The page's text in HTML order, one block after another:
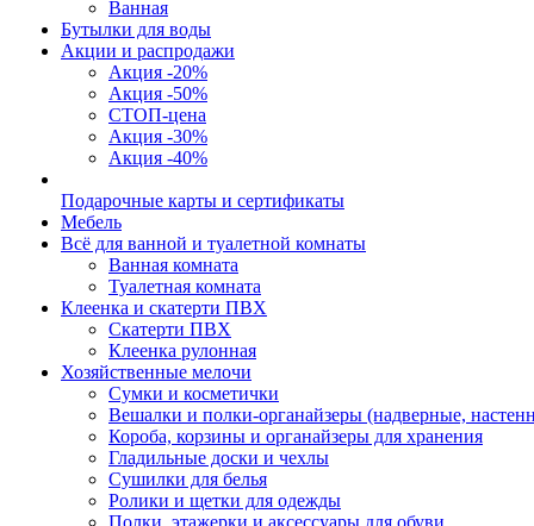
Ванная
Бутылки для воды
Акции и распродажи
Акция -20%
Акция -50%
СТОП-цена
Акция -30%
Акция -40%
Подарочные карты и сертификаты
Мебель
Всё для ванной и туалетной комнаты
Ванная комната
Туалетная комната
Клеенка и скатерти ПВХ
Скатерти ПВХ
Клеенка рулонная
Хозяйственные мелочи
Сумки и косметички
Вешалки и полки-органайзеры (надверные,
Короба, корзины и органайзеры для хранения
Гладильные доски и чехлы
Сушилки для белья
Ролики и щетки для одежды
Полки, этажерки и аксессуары для обуви